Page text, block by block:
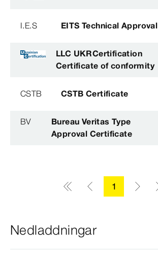
I.E.S EITS Technical Approval
LLC UKRCertification
Certificate of conformity
CSTB CSTB Certificate
BV
Bureau Veritas Type
Approval Certificate
1
Nedladdningar